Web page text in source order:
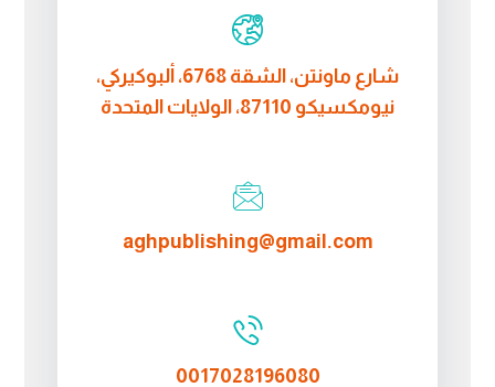
شارع ماونتن، الشقة 6768، ألبوكيركي،
نيومكسيكو 87110، الولايات المتحدة
aghpublishing@gmail.com
0017028196080